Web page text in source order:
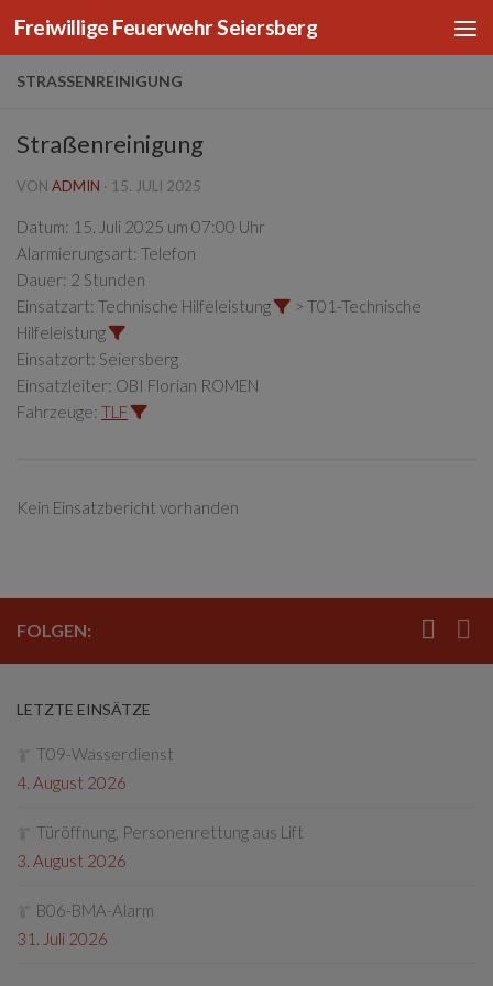
Zum Inhalt springen
Freiwillige Feuerwehr Seiersberg
STRASSENREINIGUNG
Straßenreinigung
VON ADMIN · 15. JULI 2025
Datum: 15. Juli 2025 um 07:00 Uhr
Alarmierungsart: Telefon
Dauer: 2 Stunden
Einsatzart: Technische Hilfeleistung
> T01-Technische
Hilfeleistung
Einsatzort: Seiersberg
Einsatzleiter: OBI Florian ROMEN
Fahrzeuge: TLF
Kein Einsatzbericht vorhanden
FOLGEN:
LETZTE EINSÄTZE
T09-Wasserdienst
4. August 2026
Türöffnung, Personenrettung aus Lift
3. August 2026
B06-BMA-Alarm
31. Juli 2026